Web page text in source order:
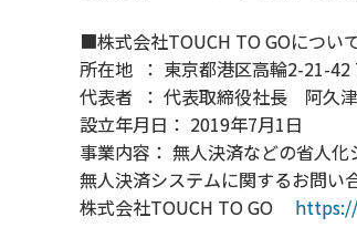
■株式会社TOUCH TO GOについ
所在地 ： 東京都港区高輪2-21-
代表者 ： 代表取締役社長 阿久
設立年月日： 2019年7月1日
事業内容： 無人決済などの省人
無人決済システムに関するお問い
株式会社TOUCH TO GO